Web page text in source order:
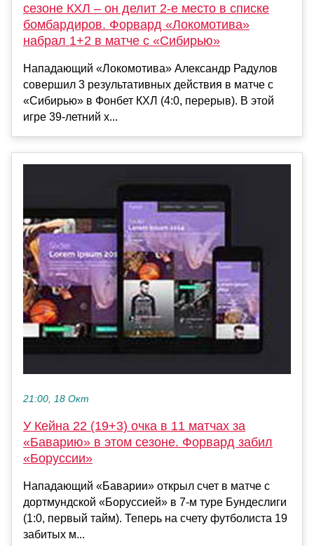
сезоне КХЛ – он делит 2-е место в списке
бомбардиров. Форвард «Локомотива»
набрал 1+2 в матче с «Сибирью»
Нападающий «Локомотива» Александр Радулов
совершил 3 результативных действия в матче с
«Сибирью» в Фонбет КХЛ (4:0, перерыв). В этой
игре 39-летний х...
21:00, 18 Окт
У Кейна 22 (19+3) очка в 11 матчах за
«Баварию» в этом сезоне. Форвард забил
«Боруссии»
Нападающий «Баварии» открыл счет в матче с
дортмундской «Боруссией» в 7-м туре Бундеслиги
(1:0, первый тайм). Теперь на счету футболиста 19
забитых м...